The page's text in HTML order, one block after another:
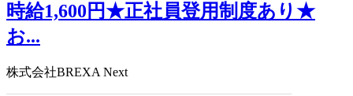
時給1,600円★正社員登用制度あり★
お...
株式会社BREXA Next